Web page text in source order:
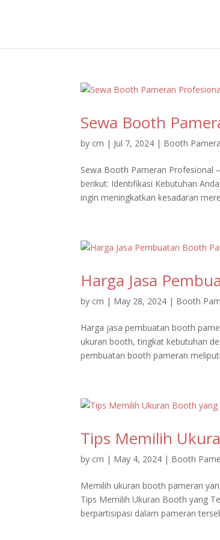
Sewa Booth
by crn | Jul 7, 2024 | Booth
Sewa Booth Pameran Profesional
berikut: Identifikasi Kebutuhan
ingin meningkatkan kesadaran
Harga Jasa
by crn | May 28, 2024 | Booth
Harga jasa pembuatan booth
ukuran booth, tingkat kebutuhan
pembuatan booth pameran
Tips Memilih
by crn | May 4, 2024 | Booth
Memilih ukuran booth pameran
Tips Memilih Ukuran Booth yang
berpartisipasi dalam pameran